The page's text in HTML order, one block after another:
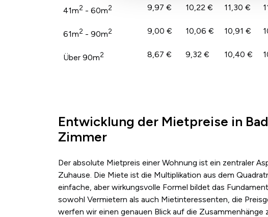
41m2 - 60m2 9,97 € 10,22 € 11,30 €
61m2 - 90m2 9,00 € 10,06 € 10,91 €
Über 90m2 8,67 € 9,32 € 10,40 €
Entwicklung der Mietpreise in
Zimmer
Der absolute Mietpreis einer Wohnung ist ein zentraler
Zuhause. Die Miete ist die Multiplikation aus dem
einfache, aber wirkungsvolle Formel bildet das
sowohl Vermietern als auch Mietinteressenten, die
werfen wir einen genauen Blick auf die Zusammenhänge